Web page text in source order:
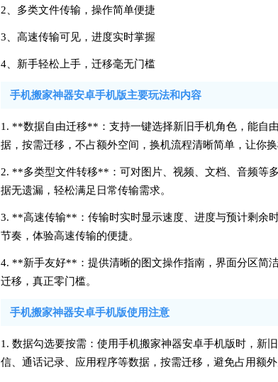
2、多类文件传输，操作简单便捷
3、高速传输可见，进度实时掌握
4、新手轻松上手，迁移毫无门槛
手机搬家神器安卓手机版主要玩法和内容
1. **数据自由迁移**：支持一键选择新旧手机角色，能自
据，按需迁移，不占额外空间，换机流程清晰简单，让你换
2. **多类型文件转移**：可对图片、视频、文档、音频等
据无遗漏，轻松满足日常传输需求。
3. **高速传输**：传输时实时显示速度、进度与预计剩余
节奏，体验高速传输的便捷。
4. **新手友好**：提供清晰的图文操作指南，界面分区简
迁移，真正零门槛。
手机搬家神器安卓手机版使用注意
1. 数据勾选要按需：使用手机搬家神器安卓手机版时，新
信、通话记录、应用程序等数据，按需迁移，避免占用额外